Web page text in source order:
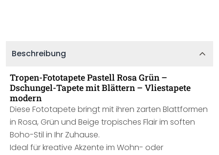
Beschreibung
Tropen-Fototapete Pastell Rosa Grün –
Dschungel-Tapete mit Blättern – Vliestapete
modern
Diese Fototapete bringt mit ihren zarten Blattformen
in Rosa, Grün und Beige tropisches Flair im soften
Boho-Stil in Ihr Zuhause.
Ideal für kreative Akzente im Wohn- oder